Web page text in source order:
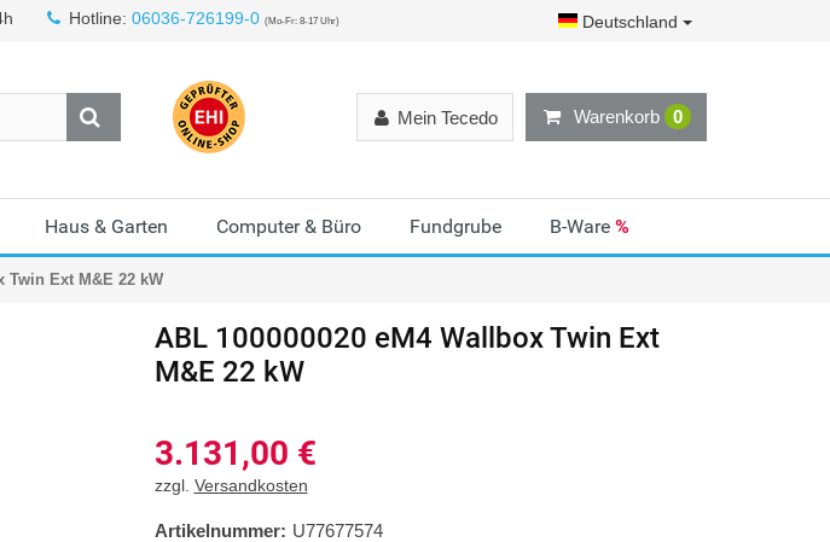
Hotline: 06036-726199-0 (Mo-Fr: 8-17 Uhr) Deutschland
Warenkorb 0
Mein Tecedo
Haus & Garten Computer & Büro Fundgrube B-Ware %
Twin Ext M&E 22 kW
ABL 100000020 eM4 Wallbox Twin Ext
M&E 22 kW
3.131,00 €
zzgl. Versandkosten
Artikelnummer: U77677574